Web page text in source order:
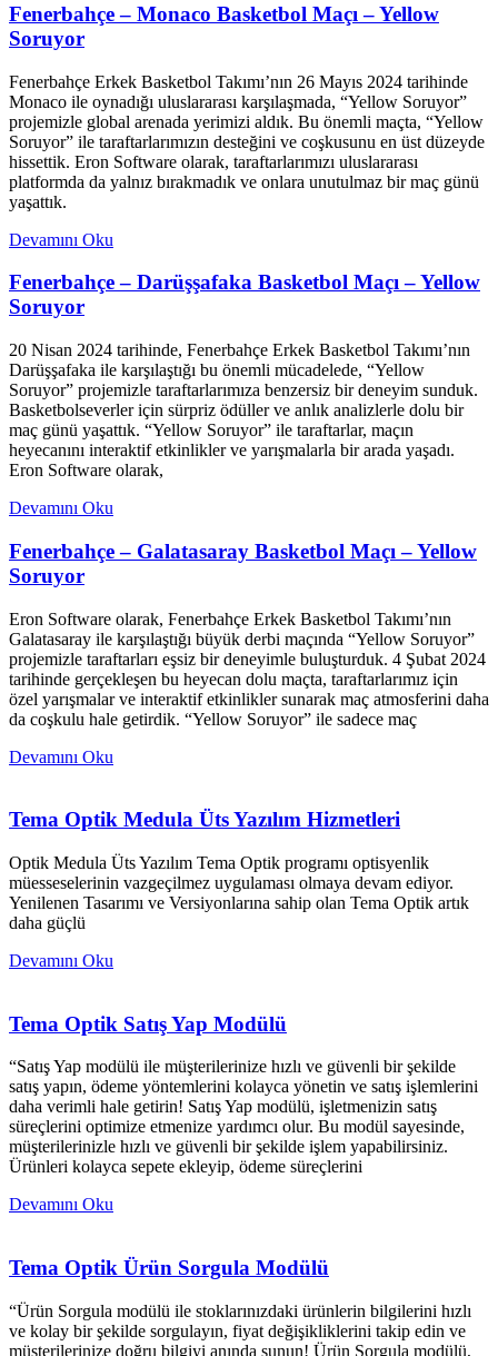
Fenerbahçe – Monaco Basketbol Maçı – Yellow
Soruyor
Fenerbahçe Erkek Basketbol Takımı’nın 26 Mayıs 2024 tarihinde
Monaco ile oynadığı uluslararası karşılaşmada, “Yellow Soruyor”
projemizle global arenada yerimizi aldık. Bu önemli maçta, “Yellow
Soruyor” ile taraftarlarımızın desteğini ve coşkusunu en üst düzeyde
hissettik. Eron Software olarak, taraftarlarımızı uluslararası
platformda da yalnız bırakmadık ve onlara unutulmaz bir maç günü
yaşattık.
Devamını Oku
Fenerbahçe – Darüşşafaka Basketbol Maçı – Yellow
Soruyor
20 Nisan 2024 tarihinde, Fenerbahçe Erkek Basketbol Takımı’nın
Darüşşafaka ile karşılaştığı bu önemli mücadelede, “Yellow
Soruyor” projemizle taraftarlarımıza benzersiz bir deneyim sunduk.
Basketbolseverler için sürpriz ödüller ve anlık analizlerle dolu bir
maç günü yaşattık. “Yellow Soruyor” ile taraftarlar, maçın
heyecanını interaktif etkinlikler ve yarışmalarla bir arada yaşadı.
Eron Software olarak,
Devamını Oku
Fenerbahçe – Galatasaray Basketbol Maçı – Yellow
Soruyor
Eron Software olarak, Fenerbahçe Erkek Basketbol Takımı’nın
Galatasaray ile karşılaştığı büyük derbi maçında “Yellow Soruyor”
projemizle taraftarları eşsiz bir deneyimle buluşturduk. 4 Şubat 2024
tarihinde gerçekleşen bu heyecan dolu maçta, taraftarlarımız için
özel yarışmalar ve interaktif etkinlikler sunarak maç atmosferini daha
da coşkulu hale getirdik. “Yellow Soruyor” ile sadece maç
Devamını Oku
Tema Optik Medula Üts Yazılım Hizmetleri
Optik Medula Üts Yazılım Tema Optik programı optisyenlik
müesseselerinin vazgeçilmez uygulaması olmaya devam ediyor.
Yenilenen Tasarımı ve Versiyonlarına sahip olan Tema Optik artık
daha güçlü
Devamını Oku
Tema Optik Satış Yap Modülü
“Satış Yap modülü ile müşterilerinize hızlı ve güvenli bir şekilde
satış yapın, ödeme yöntemlerini kolayca yönetin ve satış işlemlerini
daha verimli hale getirin! Satış Yap modülü, işletmenizin satış
süreçlerini optimize etmenize yardımcı olur. Bu modül sayesinde,
müşterilerinizle hızlı ve güvenli bir şekilde işlem yapabilirsiniz.
Ürünleri kolayca sepete ekleyip, ödeme süreçlerini
Devamını Oku
Tema Optik Ürün Sorgula Modülü
“Ürün Sorgula modülü ile stoklarınızdaki ürünlerin bilgilerini hızlı
ve kolay bir şekilde sorgulayın, fiyat değişikliklerini takip edin ve
müşterilerinize doğru bilgiyi anında sunun! Ürün Sorgula modülü,